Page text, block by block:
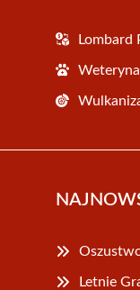
Lombard
Letnie